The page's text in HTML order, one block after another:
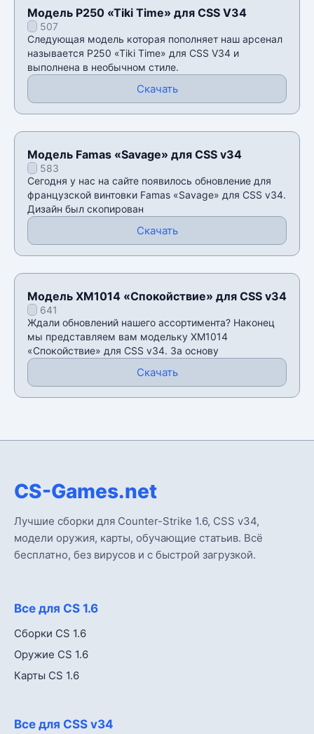
Модель P250 «Tiki Time» для CSS V34
507
Следующая модель которая пополняет наш арсенал
называется P250 «Tiki Time» для CSS V34 и
выполнена в необычном стиле.
Скачать
Модель Famas «Savage» для CSS v34
583
Сегодня у нас на сайте появилось обновление для
французской винтовки Famas «Savage» для CSS v34.
Дизайн был скопирован
Скачать
Модель XM1014 «Спокойствие» для CSS v34
641
Ждали обновлений нашего ассортимента? Наконец
мы представляем вам модельку XM1014
«Спокойствие» для CSS v34. За основу
Скачать
CS-Games.net
Лучшие сборки для Counter-Strike 1.6, CSS v34,
модели оружия, карты, обучающие статьив. Всё
бесплатно, без вирусов и с быстрой загрузкой.
Все для CS 1.6
Сборки CS 1.6
Оружие CS 1.6
Карты CS 1.6
Все для CSS v34